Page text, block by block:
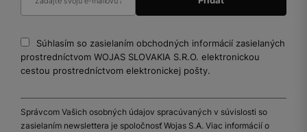
Súhlasím so zasielaním obchodných informácií zasielaných
prostredníctvom WOJAS SLOVAKIA S.R.O. elektronickou
cestou prostredníctvom elektronickej pošty.
Správcom Vašich osobných údajov spracúvaných v súvislosti so
zasielaním newslettera je spoločnosť Wojas S.A. Viac informácií o